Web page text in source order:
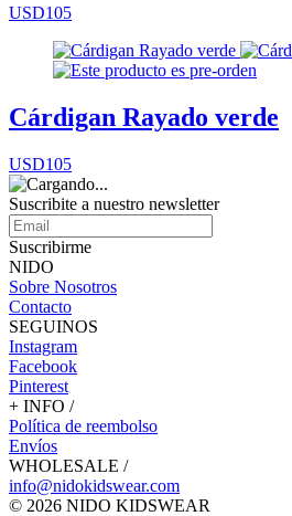
USD105
Cárdigan Rayado verde
USD105
Suscribite a nuestro newsletter
Suscribirme
NIDO
Sobre Nosotros
Contacto
SEGUINOS
Instagram
Facebook
Pinterest
+ INFO /
Política de reembolso
Envíos
WHOLESALE /
info@nidokidswear.com
© 2026 NIDO KIDSWEAR